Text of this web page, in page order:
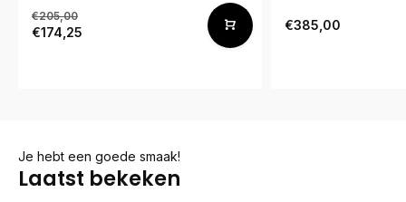
€205,00
€174,25 €385,00
Je hebt een goede smaak!
Laatst bekeken